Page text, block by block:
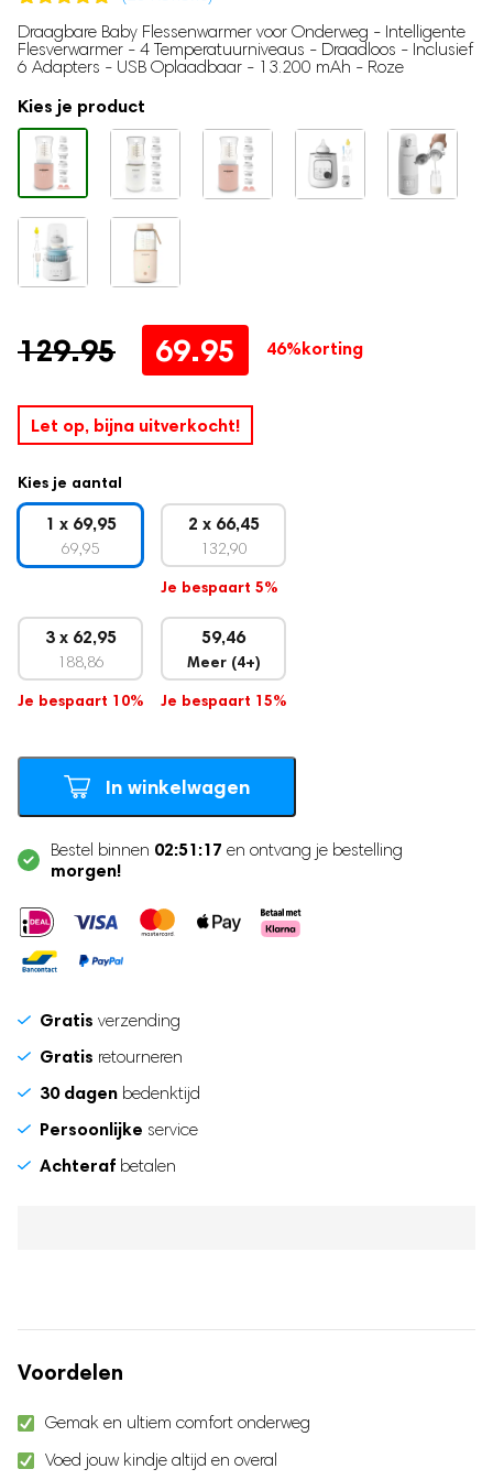
Gewaardeerd
4.80op 5
gebaseerd
op
Draagbare Baby Flessenwarmer voor Onderweg - Intelligente
Flesverwarmer - 4 Temperatuurniveaus - Draadloos - Inclusief
6 Adapters - USB Oplaadbaar - 13.200 mAh - Roze
Kies je product
129.95
Oorspronkelijke
was:
69.95
Huidige
is:
46%korting
Let op, bijna uitverkocht!
Kies je aantal
1 x 69,95
69,95
2 x 66,45
132,90
Je bespaart 5%
3 x 62,95
188,86
Je bespaart 10%
59,46
Meer (4+)
Je bespaart 15%
In winkelwagen
Bestel binnen 02:51:16 en ontvang je bestelling
morgen!
Gratis verzending
Gratis retourneren
30 dagen bedenktijd
Persoonlijke service
Achteraf betalen
Voordelen
Gemak en ultiem comfort onderweg
Voed jouw kindje altijd en overal
Traphekje
Babynestje
Milk Pitcher
Borstvoeding
Moedermelk bewaarzakjes
Borstmassagers
Zoogcompressen
Voedingskussen
Borstvoedingsdoek
Draagbare Melkkoeler
Zilveren Tepelkapjes
Zwangerschap
Baby hartslagmonitor
Zwangerschapsband
Postpartum Kit